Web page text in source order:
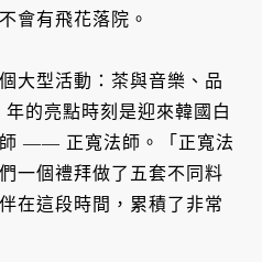
會有飛花落院。
大型活動：茶與音樂、品
的亮點時刻是迎來韓國白
—— 正寬法師。「正寬法
一個禮拜做了五套不同料
在這段時間，累積了非常